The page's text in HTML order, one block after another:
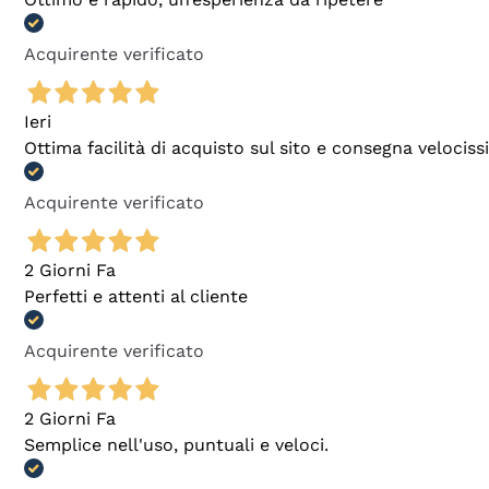
Acquirente verificato
Ieri
Ottima facilità di acquisto sul sito e consegna
Acquirente verificato
2 Giorni Fa
Perfetti e attenti al cliente
Acquirente verificato
2 Giorni Fa
Semplice nell'uso, puntuali e veloci.